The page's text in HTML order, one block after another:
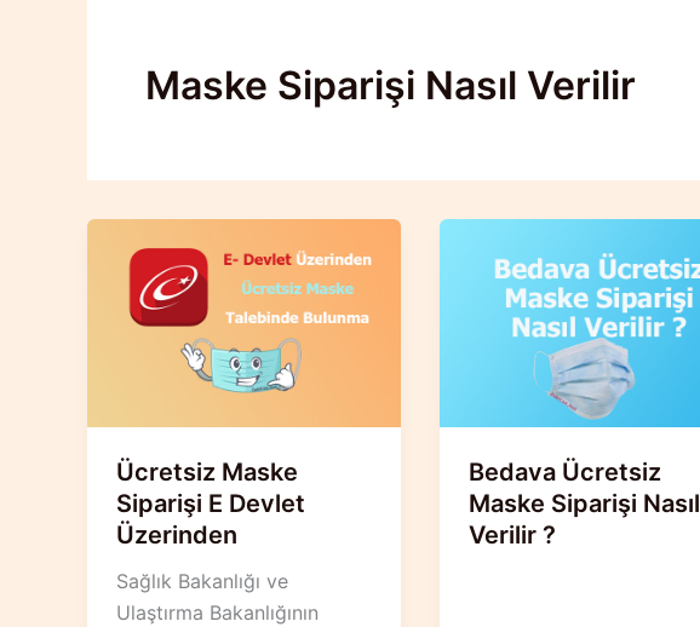
Maske Siparişi Nasıl Verilir
Ücretsiz Maske
Siparişi E Devlet
Üzerinden
Sağlık Bakanlığı ve
Ulaştırma Bakanlığının
Bedava Ücretsiz
Maske Siparişi Nasıl
Verilir ?